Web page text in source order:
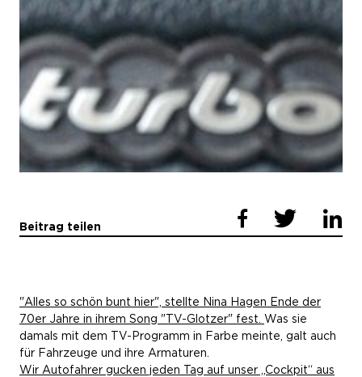
Beitrag teilen
"Alles so schön bunt hier", stellte Nina Hagen Ende der
70er Jahre in ihrem Song "TV-Glotzer" fest. Was sie
damals mit dem TV-Programm in Farbe meinte, galt auch
für Fahrzeuge und ihre Armaturen.
Wir Autofahrer gucken jeden Tag auf unser „Cockpit“ aus